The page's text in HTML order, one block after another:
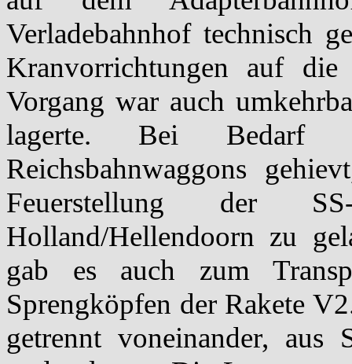
Verladebahnhof technisch
Kranvorrichtungen auf die
Vorgang war auch
lagerte. Bei Bedarf
Reichsbahnwaggons
Feuerstellung der
Holland/Hellendoorn zu
gab es auch zum
Sprengköpfen der Rakete
getrennt voneinander, aus